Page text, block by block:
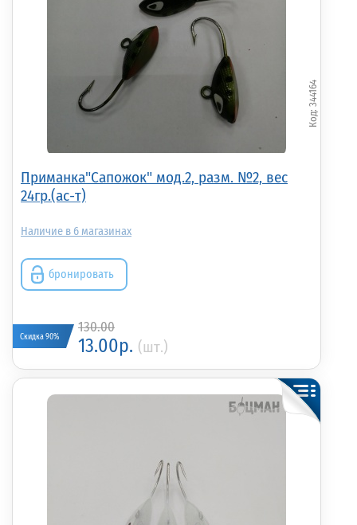
Приманка"Сапожок" мод.2, разм. №2, вес
24гр.(ас-т)
344164
6
бронировать
Скидка 90%
130.00
13.00р. (шт.)